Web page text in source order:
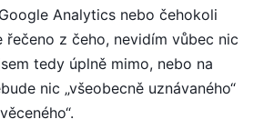
Analytics nebo čehokoli
řečeno z čeho, nevidím vůbec nic
tedy úplně mimo, nebo na
nic „všeobecně uznávaného“